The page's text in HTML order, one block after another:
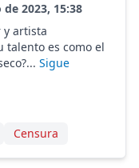
2023, 15:38
y artista
talento es como el
Sigue
Censura